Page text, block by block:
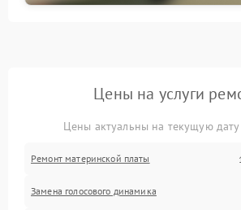
Цены на услуги
Цены актуальны на текущую
Ремонт материнской платы
Замена голосового динамика